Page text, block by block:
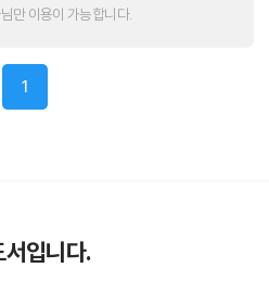
만 이용이 가능합니다.
1
입니다.